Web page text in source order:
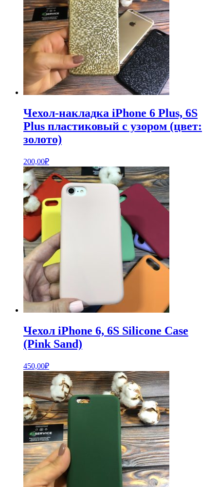
Чехол-накладка iPhone 6 Plus, 6S
Plus пластиковый с узором (цвет:
золото)
200,00₽
Чехол iPhone 6, 6S Silicone Case
(Pink Sand)
450,00₽